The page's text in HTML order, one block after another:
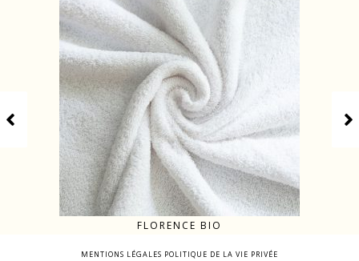
FLORENCE BIO
MENTIONS LÉGALES POLITIQUE DE LA VIE PRIVÉE